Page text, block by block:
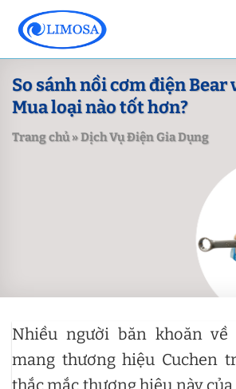
content
So sánh nồi cơm điện Bear
Mua loại nào tốt hơn?
Trang chủ»Dịch Vụ Điện Gia Dụng
Nhiều người băn khoăn
mang thương hiệu Cuchen
thắc mắc thương hiệu này